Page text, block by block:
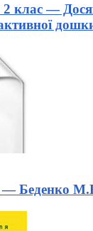
2 клас —
— Беденко